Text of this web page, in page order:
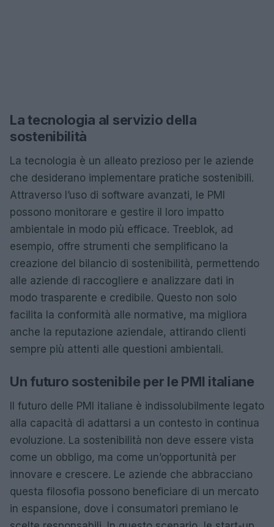
La tecnologia al servizio della
sostenibilità
La tecnologia è un alleato prezioso per le aziende
che desiderano implementare pratiche sostenibili.
Attraverso l’uso di software avanzati, le PMI
possono monitorare e gestire il loro impatto
ambientale in modo più efficace. Treeblok, ad
esempio, offre strumenti che semplificano la
creazione del bilancio di sostenibilità, permettendo
alle aziende di raccogliere e analizzare dati in
modo trasparente e credibile. Questo non solo
facilita la conformità alle normative, ma migliora
anche la reputazione aziendale, attirando clienti
sempre più attenti alle questioni ambientali.
Un futuro sostenibile per le PMI italiane
Il futuro delle PMI italiane è indissolubilmente legato
alla capacità di adattarsi a un contesto in continua
evoluzione. La sostenibilità non deve essere vista
come un obbligo, ma come un’opportunità per
innovare e crescere. Le aziende che abbracciano
questa filosofia possono beneficiare di un mercato
in espansione, dove i consumatori premiano le